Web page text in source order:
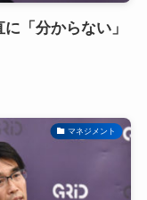
「分からない」
マネジメント